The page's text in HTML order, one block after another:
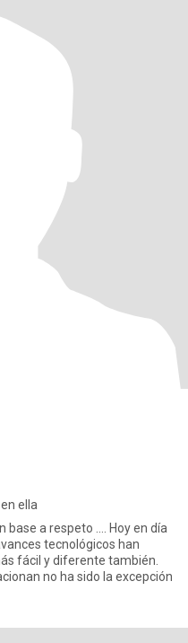
ella
base a respeto .... Hoy en día
tecnológicos han
fácil y diferente también.
no ha sido la excepción